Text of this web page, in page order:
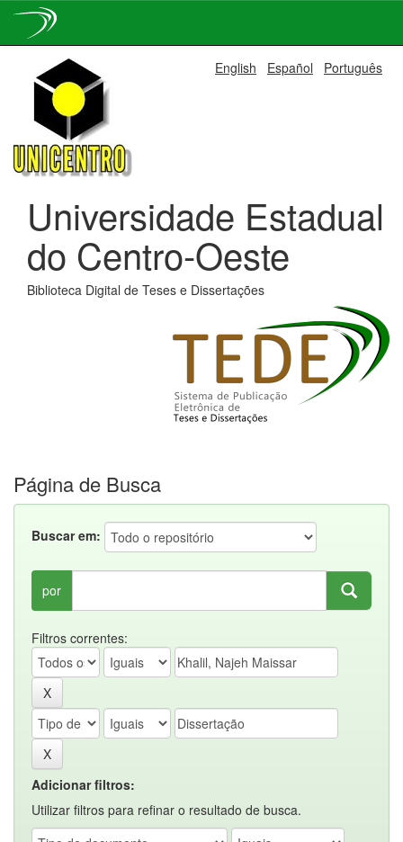
navigation
English Español Português
Universidade Estadual
do Centro-Oeste
Biblioteca Digital de Teses e Dissertações
Página de Busca
Buscar em:
por
Filtros correntes:
Adicionar filtros:
Utilizar filtros para refinar o resultado de busca.